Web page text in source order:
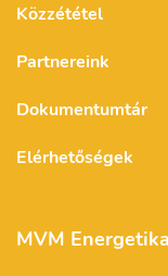
Közzététel
Partnereink
Dokumentumtár
Elérhetőségek
MVM